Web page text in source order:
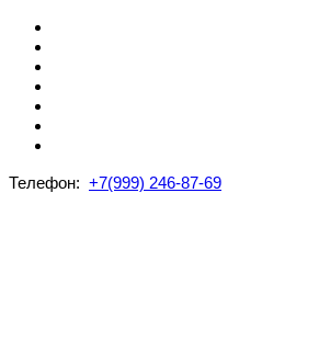
Телефон: +7(999) 246-87-69